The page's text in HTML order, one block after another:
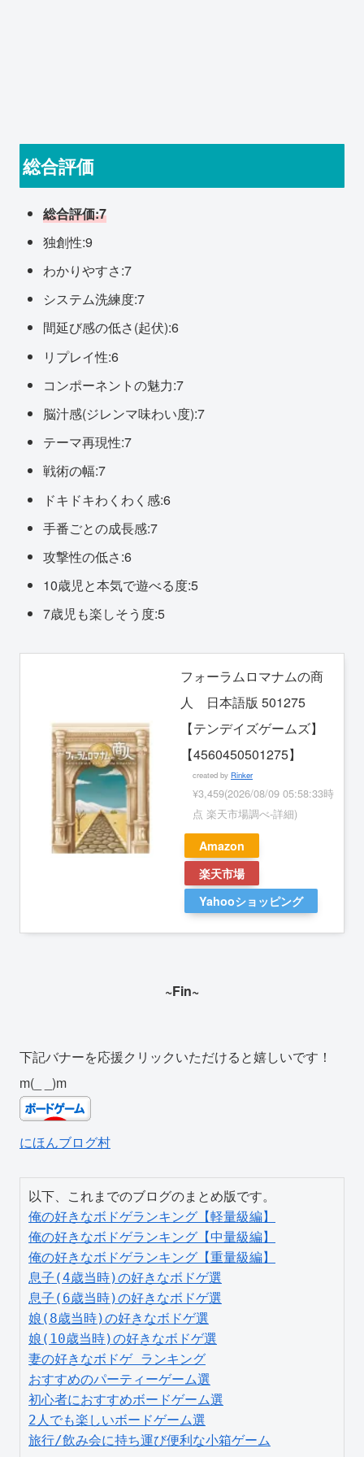
総合評価
総合評価:7
独創性:9
わかりやすさ:7
システム洗練度:7
間延び感の低さ(起伏):6
リプレイ性:6
コンポーネントの魅力:7
脳汁感(ジレンマ味わい度):7
テーマ再現性:7
戦術の幅:7
ドキドキわくわく感:6
手番ごとの成長感:7
攻撃性の低さ:6
10歳児と本気で遊べる度:5
7歳児も楽しそう度:5
フォーラムロマナムの商
人 日本語版 501275
【テンデイズゲームズ】
【4560450501275】
created by Rinker
¥3,459(2026/08/09 05:58:33時
点 楽天市場調べ-詳細)
Amazon
楽天市場
Yahooショッピング
~Fin~
下記バナーを応援クリックいただけると嬉しいです！
m(_ _)m
にほんブログ村
俺の好きなボドゲランキング【軽量級編】
俺の好きなボドゲランキング【中量級編】
俺の好きなボドゲランキング【重量級編】
息子(4歳当時)の好きなボドゲ選
息子(6歳当時)の好きなボドゲ選
娘(8歳当時)の好きなボドゲ選
娘(10歳当時)の好きなボドゲ選
妻の好きなボドゲ ランキング
おすすめのパーティーゲーム選
初心者におすすめボードゲーム選
2人でも楽しいボードゲーム選
旅行/飲み会に持ち運び便利な小箱ゲーム